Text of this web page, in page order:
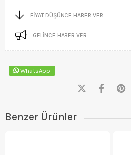
FIYAT DÜŞÜNCE HABER VER
GELINCE HABER VER
WhatsApp
Benzer Ürünler